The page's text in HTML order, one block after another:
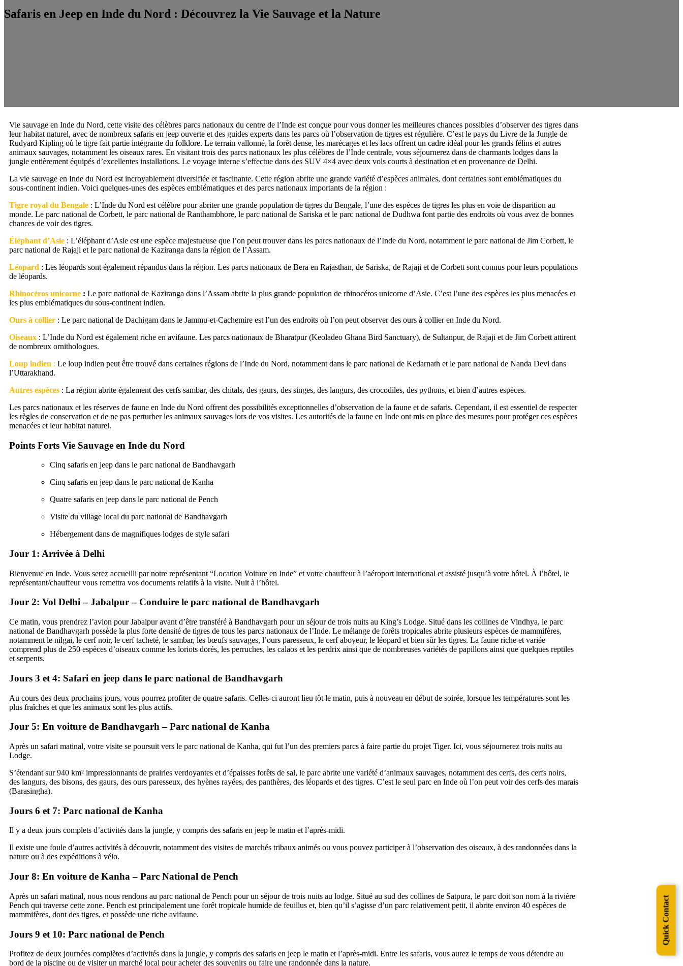
Safaris en Jeep en Inde du Nord : Découvrez la Vie Sauvage et la Nature
Vie sauvage en Inde du Nord, cette visite des célèbres parcs nationaux du centre de l’Inde est conçue pour vous donner les meilleures chances possibles d’observer des tigres dans
leur habitat naturel, avec de nombreux safaris en jeep ouverte et des guides experts dans les parcs où l’observation de tigres est régulière. C’est le pays du Livre de la Jungle de
Rudyard Kipling où le tigre fait partie intégrante du folklore. Le terrain vallonné, la forêt dense, les marécages et les lacs offrent un cadre idéal pour les grands félins et autres
animaux sauvages, notamment les oiseaux rares. En visitant trois des parcs nationaux les plus célèbres de l’Inde centrale, vous séjournerez dans de charmants lodges dans la
jungle entièrement équipés d’excellentes installations. Le voyage interne s’effectue dans des SUV 4×4 avec deux vols courts à destination et en provenance de Delhi.
La vie sauvage en Inde du Nord est incroyablement diversifiée et fascinante. Cette région abrite une grande variété d’espèces animales, dont certaines sont emblématiques du
sous-continent indien. Voici quelques-unes des espèces emblématiques et des parcs nationaux importants de la région :
Tigre royal du Bengale : L’Inde du Nord est célèbre pour abriter une grande population de tigres du Bengale, l’une des espèces de tigres les plus en voie de disparition au
monde. Le parc national de Corbett, le parc national de Ranthambhore, le parc national de Sariska et le parc national de Dudhwa font partie des endroits où vous avez de bonnes
chances de voir des tigres.
Éléphant d’Asie : L’éléphant d’Asie est une espèce majestueuse que l’on peut trouver dans les parcs nationaux de l’Inde du Nord, notamment le parc national de Jim Corbett, le
parc national de Rajaji et le parc national de Kaziranga dans la région de l’Assam.
Léopard : Les léopards sont également répandus dans la région. Les parcs nationaux de Bera en Rajasthan, de Sariska, de Rajaji et de Corbett sont connus pour leurs populations
de léopards.
Rhinocéros unicorne : Le parc national de Kaziranga dans l’Assam abrite la plus grande population de rhinocéros unicorne d’Asie. C’est l’une des espèces les plus menacées et
les plus emblématiques du sous-continent indien.
Ours à collier : Le parc national de Dachigam dans le Jammu-et-Cachemire est l’un des endroits où l’on peut observer des ours à collier en Inde du Nord.
Oiseaux : L’Inde du Nord est également riche en avifaune. Les parcs nationaux de Bharatpur (Keoladeo Ghana Bird Sanctuary), de Sultanpur, de Rajaji et de Jim Corbett attirent
de nombreux ornithologues.
Loup indien : Le loup indien peut être trouvé dans certaines régions de l’Inde du Nord, notamment dans le parc national de Kedarnath et le parc national de Nanda Devi dans
l’Uttarakhand.
Autres espèces : La région abrite également des cerfs sambar, des chitals, des gaurs, des singes, des langurs, des crocodiles, des pythons, et bien d’autres espèces.
Les parcs nationaux et les réserves de faune en Inde du Nord offrent des possibilités exceptionnelles d’observation de la faune et de safaris. Cependant, il est essentiel de respecter
les règles de conservation et de ne pas perturber les animaux sauvages lors de vos visites. Les autorités de la faune en Inde ont mis en place des mesures pour protéger ces espèces
menacées et leur habitat naturel.
Points Forts Vie Sauvage en Inde du Nord
Cinq safaris en jeep dans le parc national de Bandhavgarh
Cinq safaris en jeep dans le parc national de Kanha
Quatre safaris en jeep dans le parc national de Pench
Visite du village local du parc national de Bandhavgarh
Hébergement dans de magnifiques lodges de style safari
Jour 1: Arrivée à Delhi
Bienvenue en Inde. Vous serez accueilli par notre représentant “Location Voiture en Inde” et votre chauffeur à l’aéroport international et assisté jusqu’à votre hôtel. À l’hôtel, le
représentant/chauffeur vous remettra vos documents relatifs à la visite. Nuit à l’hôtel.
Jour 2: Vol Delhi – Jabalpur – Conduire le parc national de Bandhavgarh
Ce matin, vous prendrez l’avion pour Jabalpur avant d’être transféré à Bandhavgarh pour un séjour de trois nuits au King’s Lodge. Situé dans les collines de Vindhya, le parc
national de Bandhavgarh possède la plus forte densité de tigres de tous les parcs nationaux de l’Inde. Le mélange de forêts tropicales abrite plusieurs espèces de mammifères,
notamment le nilgai, le cerf noir, le cerf tacheté, le sambar, les bœufs sauvages, l’ours paresseux, le cerf aboyeur, le léopard et bien sûr les tigres. La faune riche et variée
comprend plus de 250 espèces d’oiseaux comme les loriots dorés, les perruches, les calaos et les perdrix ainsi que de nombreuses variétés de papillons ainsi que quelques reptiles
et serpents.
Jours 3 et 4: Safari en jeep dans le parc national de Bandhavgarh
Au cours des deux prochains jours, vous pourrez profiter de quatre safaris. Celles-ci auront lieu tôt le matin, puis à nouveau en début de soirée, lorsque les températures sont les
plus fraîches et que les animaux sont les plus actifs.
Jour 5: En voiture de Bandhavgarh – Parc national de Kanha
Après un safari matinal, votre visite se poursuit vers le parc national de Kanha, qui fut l’un des premiers parcs à faire partie du projet Tiger. Ici, vous séjournerez trois nuits au
Lodge.
S’étendant sur 940 km² impressionnants de prairies verdoyantes et d’épaisses forêts de sal, le parc abrite une variété d’animaux sauvages, notamment des cerfs, des cerfs noirs,
des langurs, des bisons, des gaurs, des ours paresseux, des hyènes rayées, des panthères, des léopards et des tigres. C’est le seul parc en Inde où l’on peut voir des cerfs des marais
(Barasingha).
Jours 6 et 7: Parc national de Kanha
Il y a deux jours complets d’activités dans la jungle, y compris des safaris en jeep le matin et l’après-midi.
Il existe une foule d’autres activités à découvrir, notamment des visites de marchés tribaux animés ou vous pouvez participer à l’observation des oiseaux, à des randonnées dans la
nature ou à des expéditions à vélo.
Jour 8: En voiture de Kanha – Parc National de Pench
Après un safari matinal, nous nous rendons au parc national de Pench pour un séjour de trois nuits au lodge. Situé au sud des collines de Satpura, le parc doit son nom à la rivière
Pench qui traverse cette zone. Pench est principalement une forêt tropicale humide de feuillus et, bien qu’il s’agisse d’un parc relativement petit, il abrite environ 40 espèces de
mammifères, dont des tigres, et possède une riche avifaune.
Jours 9 et 10: Parc national de Pench
Profitez de deux journées complètes d’activités dans la jungle, y compris des safaris en jeep le matin et l’après-midi. Entre les safaris, vous aurez le temps de vous détendre au
bord de la piscine ou de visiter un marché local pour acheter des souvenirs ou faire une randonnée dans la nature.
Quick Contact